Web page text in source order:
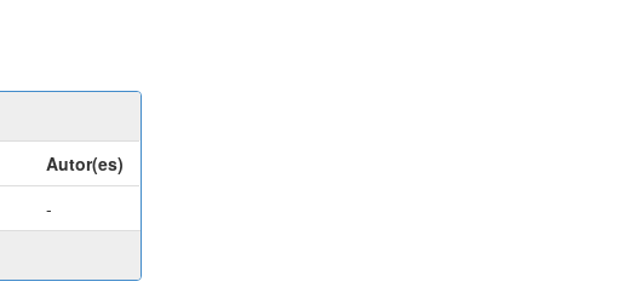
Autor(es)
-